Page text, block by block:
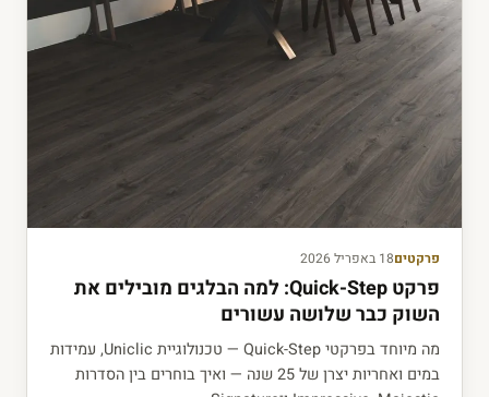
פרקטים18 באפריל 2026
פרקט Quick-Step: למה הבלגים מובילים את
השוק כבר שלושה עשורים
מה מיוחד בפרקטי Quick-Step — טכנולוגיית Uniclic, עמידות
במים ואחריות יצרן של 25 שנה — ואיך בוחרים בין הסדרות